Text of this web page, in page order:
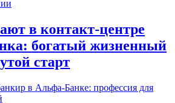
в контакт-центре
богатый жизненный
старт